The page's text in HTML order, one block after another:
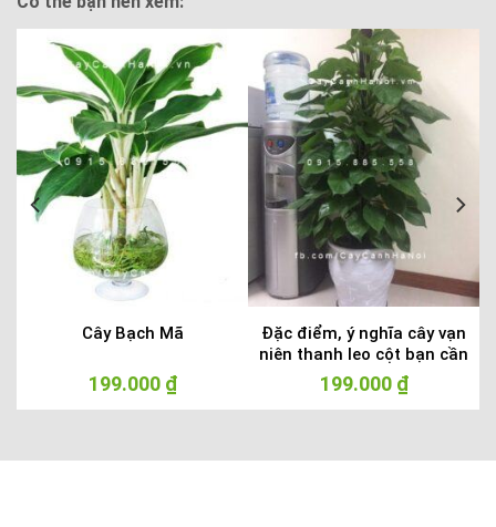
Cây Bạch Mã
199.000 ₫
Đặc điểm, ý nghĩa cây vạn
niên thanh leo cột bạn cần
biết
199.000 ₫